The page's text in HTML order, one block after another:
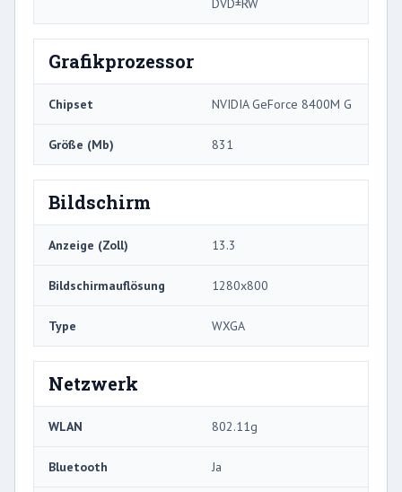
DVD±RW
Grafikprozessor
Chipset NVIDIA GeForce 8400M G
Größe (Mb) 831
Bildschirm
Anzeige (Zoll) 13.3
Bildschirmauflösung 1280x800
Type WXGA
Netzwerk
WLAN 802.11g
Bluetooth Ja